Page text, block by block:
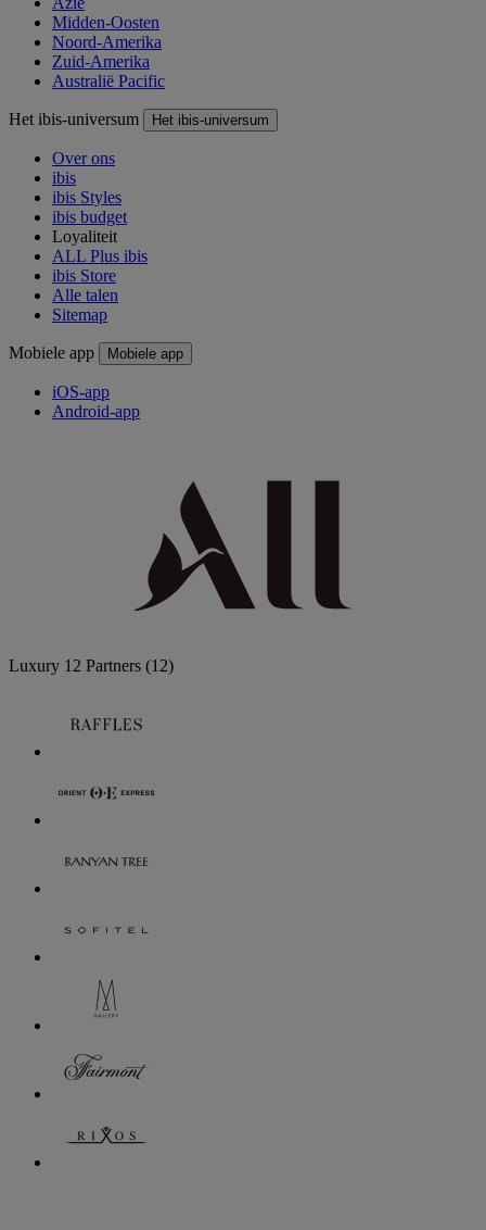
Midden-Oosten
Noord-Amerika
Zuid-Amerika
Australië Pacific
Het ibis-universum Het ibis-universum
Over ons
ibis
ibis Styles
ibis budget
Loyaliteit
ALL Plus ibis
ibis Store
Alle talen
Sitemap
Mobiele app Mobiele app
iOS-app
Android-app
Luxury 12 Partners (12)